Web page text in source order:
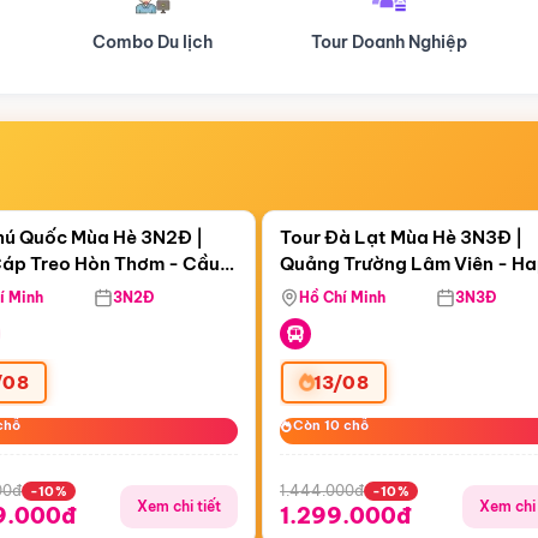
Tour Doanh Nghiệp Du lịch Hành Hương
03:38:58
Treo Hòn Thơm
Quốc Mùa Hè 3N2Đ |
Treo Hòn Thơm - Cầu
Viên Nước Aquatopia
Minh 3N2Đ
-10%
Xem chi tiết
Còn05 ngày 03:38:58
Tour Đà Lạt Mùa Hè 3N3Đ |
Quảng Trường Lâm Viên -
Hill - Puppy Farm
Hồ Chí Minh 3N3Đ
13/08
Còn 10 chỗ
Còn 10 chỗ
1.444.000đ -10%
1.299.000đ Xem